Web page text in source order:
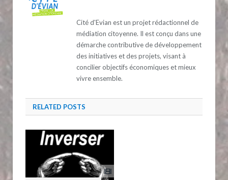
Cité d'Evian est un projet rédactionnel de
médiation citoyenne. Il est conçu dans une
démarche contributive de développement
des initiatives et des projets, visant à
concilier objectifs économiques et mieux
vivre ensemble.
RELATED POSTS